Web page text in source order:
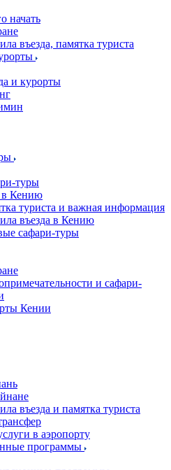
начать
въезда, памятка туриста
и курорты
туры
в Кению
туриста и важная информация
въезда в Кению
сафари-туры
и сафари-
Кении
въезда и памятка туриста
в аэропорту
программы